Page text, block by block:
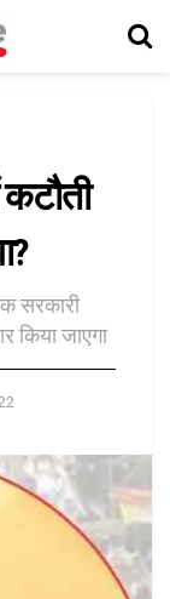
कटौती
सरकारी
किया जाएगा